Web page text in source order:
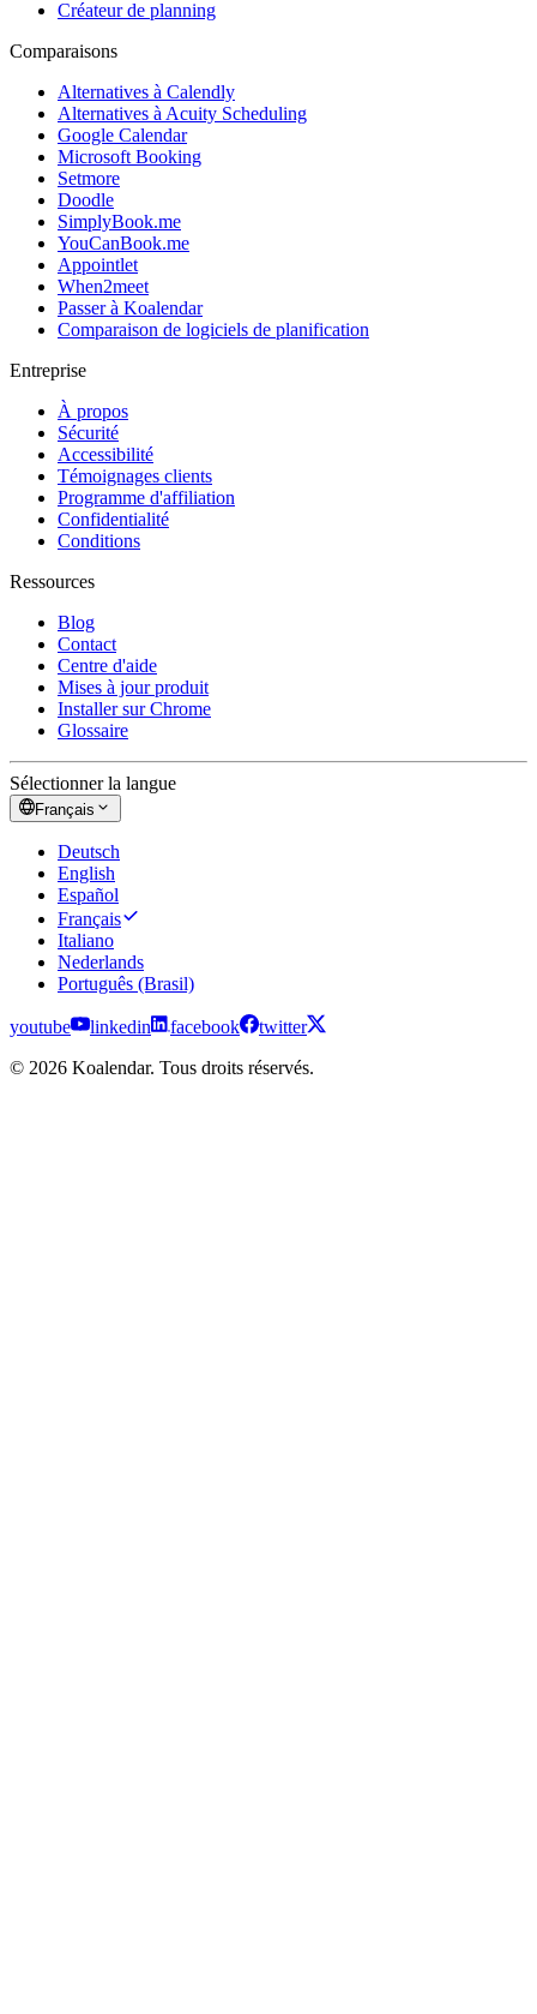
Créateur de planning
Comparaisons
Alternatives à Calendly
Alternatives à Acuity Scheduling
Google Calendar
Microsoft Booking
Setmore
Doodle
SimplyBook.me
YouCanBook.me
Appointlet
When2meet
Passer à Koalendar
Comparaison de logiciels de planification
Entreprise
À propos
Sécurité
Accessibilité
Témoignages clients
Programme d'affiliation
Confidentialité
Conditions
Ressources
Blog
Contact
Centre d'aide
Mises à jour produit
Installer sur Chrome
Glossaire
Sélectionner la langue
Français
Deutsch
English
Español
Français
Italiano
Nederlands
Português (Brasil)
youtube linkedin facebook
twitter
© 2026 Koalendar. Tous droits réservés.